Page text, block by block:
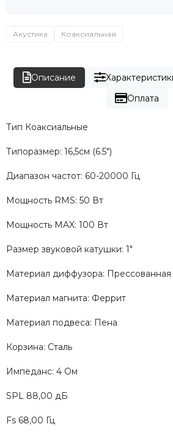
Акустика Коаксиальная
Описание
Оплата
Тип Коаксиальные
Типоразмер: 16,5см (6.5")
Диапазон частот: 60-20000 Гц
Мощность RMS: 50 Вт
Мощность MAX: 100 Вт
Размер звуковой катушки: 1"
Материал диффузора: Прессованная
Материал магнита: Феррит
Материал подвеса: Пена
Корзина: Сталь
Импеданс: 4 Ом
SPL 88,00 дБ
Fs 68,00 Гц